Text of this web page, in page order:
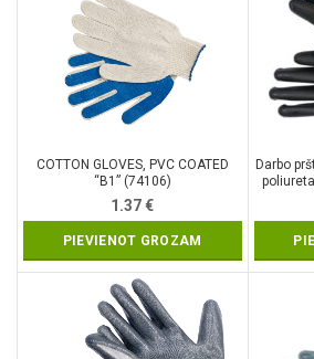
COTTON GLOVES, PVC COATED
“B1” (74106)
1.37€
PIEVIENOT GROZAM
Darbo